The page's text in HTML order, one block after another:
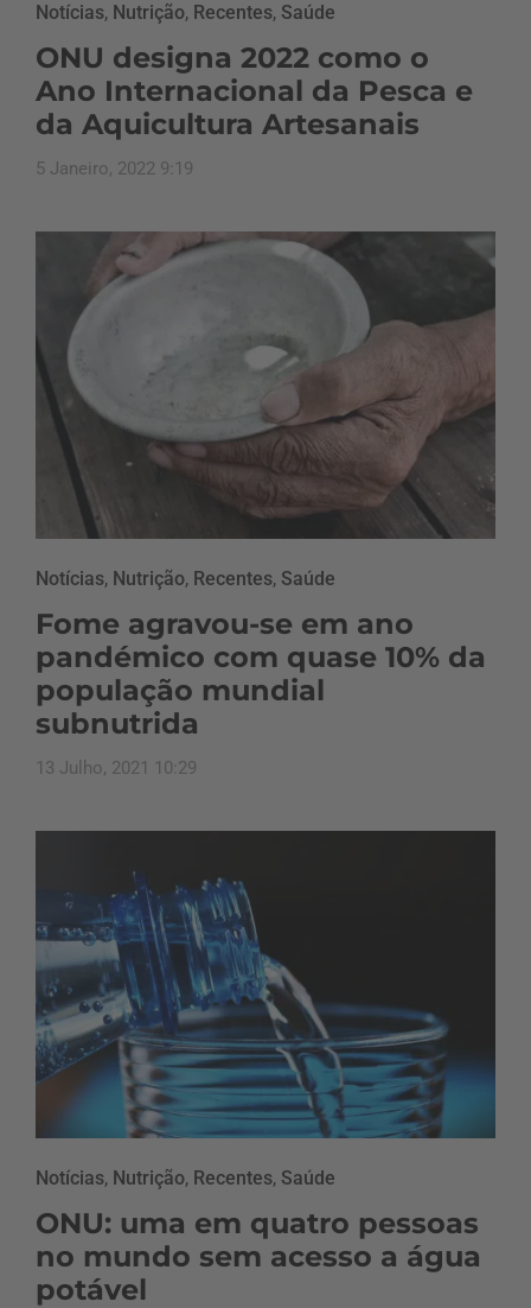
Notícias, Nutrição, Recentes, Saúde
ONU designa 2022 como o
Ano Internacional da Pesca e
da Aquicultura Artesanais
5 Janeiro, 2022 9:19
Notícias, Nutrição, Recentes, Saúde
Fome agravou-se em ano
pandémico com quase 10% da
população mundial
subnutrida
13 Julho, 2021 10:29
Notícias, Nutrição, Recentes, Saúde
ONU: uma em quatro pessoas
no mundo sem acesso a água
potável